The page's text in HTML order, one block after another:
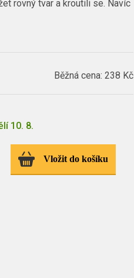
rovný tvar a kroutili se. Navíc
Běžná cena: 238 Kč
10. 8.
Vložit do košíku